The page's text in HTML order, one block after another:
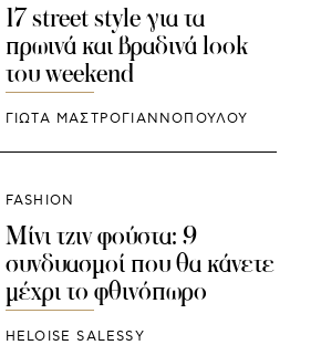
17 street style για τα
πρωινά και βραδινά look
του weekend
ΓΙΩΤΑ ΜΑΣΤΡΟΓΙΑΝΝΟΠΟΥΛΟΥ
FASHION
Μίνι τζιν φούστα: 9
συνδυασμοί που θα κάνετε
μέχρι το φθινόπωρο
HELOISE SALESSY